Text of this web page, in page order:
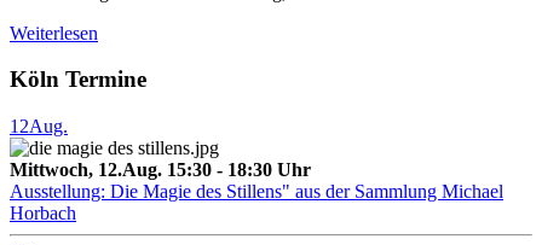
Weiterlesen
Köln Termine
12Aug.
Mittwoch, 12.Aug. 15:30 - 18:30 Uhr
Ausstellung: Die Magie des Stillens" aus der Sammlung Michael
Horbach